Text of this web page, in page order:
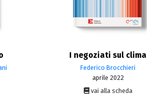
I negoziati sul clima
Federico Brocchieri
aprile 2022
vai alla scheda